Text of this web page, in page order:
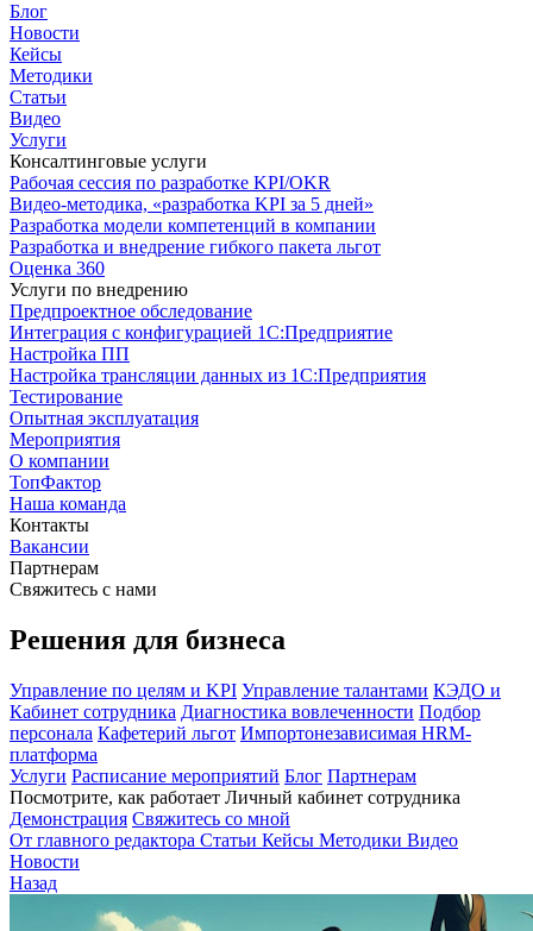
Блог
Новости
Кейсы
Методики
Статьи
Видео
Услуги
Консалтинговые услуги
Рабочая сессия по разработке KPI/OKR
Видео-методика, «разработка KPI за 5 дней»
Разработка модели компетенций в компании
Разработка и внедрение гибкого пакета льгот
Оценка 360
Услуги по внедрению
Предпроектное обследование
Интеграция с конфигурацией 1С:Предприятие
Настройка ПП
Настройка трансляции данных из 1С:Предприятия
Тестирование
Опытная эксплуатация
Мероприятия
О компании
ТопФактор
Наша команда
Контакты
Вакансии
Партнерам
Свяжитесь с нами
Решения для бизнеса
Управление по целям и KPI Управление талантами КЭДО и
Кабинет сотрудника Диагностика вовлеченности Подбор
персонала Кафетерий льгот Импортонезависимая HRM-
платформа
Услуги Расписание мероприятий Блог Партнерам
Посмотрите, как работает Личный кабинет сотрудника
Демонстрация Свяжитесь со мной
От главного редактора Статьи Кейсы Методики Видео
Новости
Назад